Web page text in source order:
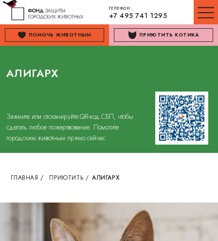
ТЕЛЕФОН :
+7 495 741 1295
ПОМОЧЬ ЖИВОТНЫМ ПРИЮТИТЬ КОТИКА
АЛИГАРХ
Зажмите или отсканируйте QR-код СБП, чтобы
сделать любое пожертвование. Помогите
городским животным прямо сейчас
ГЛАВНАЯ / ПРИЮТИТЬ / АЛИГАРХ